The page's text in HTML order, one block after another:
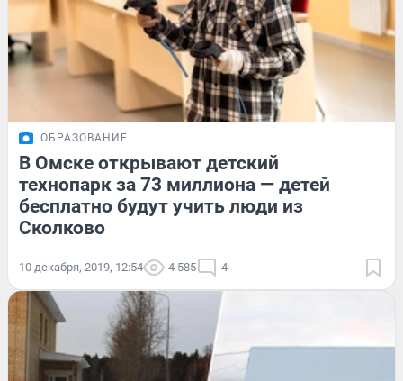
ОБРАЗОВАНИЕ
В Омске открывают детский
технопарк за 73 миллиона — детей
бесплатно будут учить люди из
Сколково
10 декабря, 2019, 12:54 4 585 4